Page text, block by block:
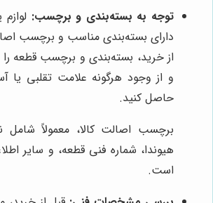
توجه به بسته‌بندی و برچسب:
دارای بسته‌بندی مناسب و برچسب
از خرید، بسته‌بندی و برچسب قطعه
و از وجود هرگونه علامت تقلبی یا
حاصل کنید.
برچسب اصالت کالا، معمولاً
هیوندا، شماره فنی قطعه، و سایر
است.